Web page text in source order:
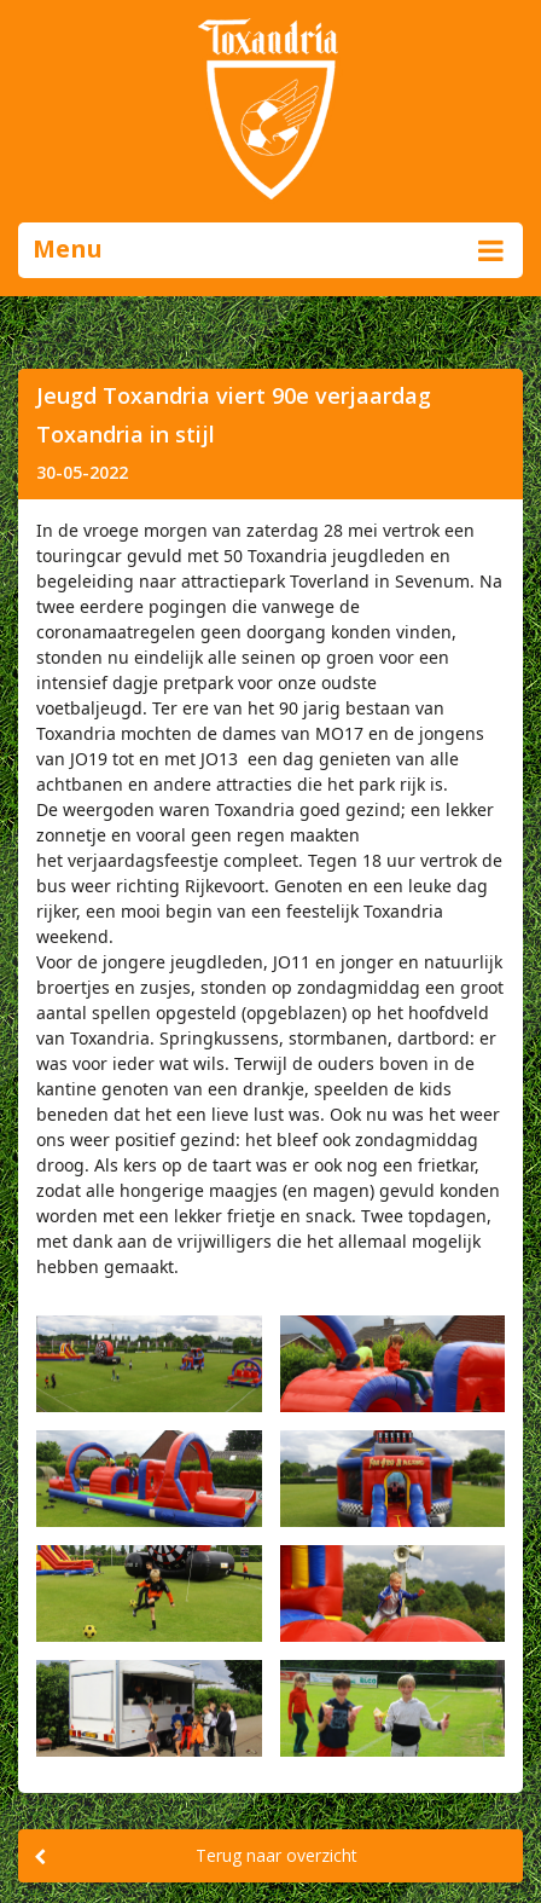
Menu
Jeugd Toxandria viert 90e verjaardag
Toxandria in stijl
30-05-2022
In de vroege morgen van zaterdag 28 mei vertrok een
touringcar gevuld met 50 Toxandria jeugdleden en
begeleiding naar attractiepark Toverland in Sevenum. Na
twee eerdere pogingen die vanwege de
coronamaatregelen geen doorgang konden vinden,
stonden nu eindelijk alle seinen op groen voor een
intensief dagje pretpark voor onze oudste
voetbaljeugd. Ter ere van het 90 jarig bestaan van
Toxandria mochten de dames van MO17 en de jongens
van JO19 tot en met JO13 een dag genieten van alle
achtbanen en andere attracties die het park rijk is.
De weergoden waren Toxandria goed gezind; een lekker
zonnetje en vooral geen regen maakten
het verjaardagsfeestje compleet. Tegen 18 uur vertrok de
bus weer richting Rijkevoort. Genoten en een leuke dag
rijker, een mooi begin van een feestelijk Toxandria
weekend.
Voor de jongere jeugdleden, JO11 en jonger en natuurlijk
broertjes en zusjes, stonden op zondagmiddag een groot
aantal spellen opgesteld (opgeblazen) op het hoofdveld
van Toxandria. Springkussens, stormbanen, dartbord: er
was voor ieder wat wils. Terwijl de ouders boven in de
kantine genoten van een drankje, speelden de kids
beneden dat het een lieve lust was. Ook nu was het weer
ons weer positief gezind: het bleef ook zondagmiddag
droog. Als kers op de taart was er ook nog een frietkar,
zodat alle hongerige maagjes (en magen) gevuld konden
worden met een lekker frietje en snack. Twee topdagen,
met dank aan de vrijwilligers die het allemaal mogelijk
hebben gemaakt.
Terug naar overzicht